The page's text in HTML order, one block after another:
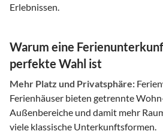
Erlebnissen.
Warum eine
perfekte Wahl ist
Mehr Platz und Privatsphäre:
Ferienhäuser bieten getrennte
Außenbereiche und damit mehr
viele klassische Unterkunftsformen.